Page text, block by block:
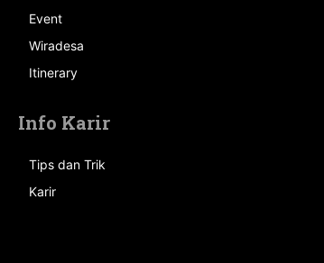
Event
Wiradesa
Itinerary
Info Karir
Tips dan Trik
Karir